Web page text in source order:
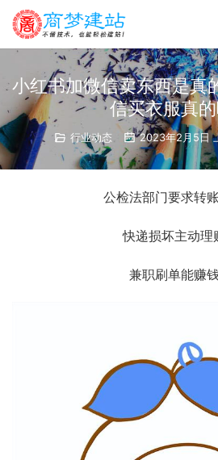
小红书加微信卖东西是真
信买衣服真
行业动态 2023年2月5日
公检法部门要求转
快递损坏主动理
兼职刷单能赚